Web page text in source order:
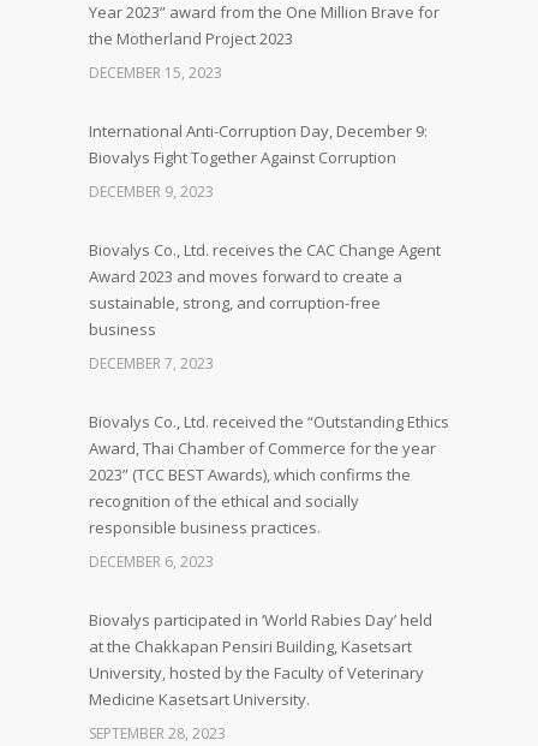
Year 2023” award from the One Million Brave for
the Motherland Project 2023
DECEMBER 15, 2023
International Anti-Corruption Day, December 9:
Biovalys Fight Together Against Corruption
DECEMBER 9, 2023
Biovalys Co., Ltd. receives the CAC Change Agent
Award 2023 and moves forward to create a
sustainable, strong, and corruption-free
business
DECEMBER 7, 2023
Biovalys Co., Ltd. received the “Outstanding Ethics
Award, Thai Chamber of Commerce for the year
2023” (TCC BEST Awards), which confirms the
recognition of the ethical and socially
responsible business practices.
DECEMBER 6, 2023
Biovalys participated in ‘World Rabies Day’ held
at the Chakkapan Pensiri Building, Kasetsart
University, hosted by the Faculty of Veterinary
Medicine Kasetsart University.
SEPTEMBER 28, 2023